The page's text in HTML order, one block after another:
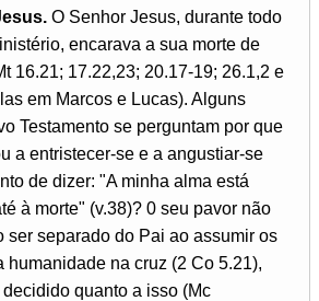
O Senhor Jesus, durante todo
encarava a sua morte de
16.21; 17.22,23; 20.17-19; 26.1,2 e
em Marcos e Lucas). Alguns
Testamento se perguntam por que
a entristecer-se e a angustiar-se
de dizer: "A minha alma está
à morte" (v.38)? 0 seu pavor não
ser separado do Pai ao assumir os
humanidade na cruz (2 Co 5.21),
quanto a isso (Mc